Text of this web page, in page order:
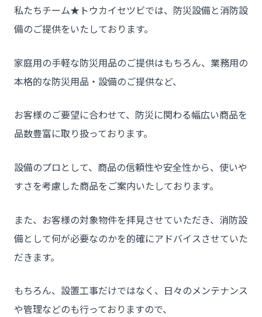
私たちチーム★トウカイセツビでは、防災設備と消防設
備のご提供をいたしております。
家庭用の手軽な防災用品のご提供はもちろん、業務用の
本格的な防災用品・設備のご提供など、
お客様のご要望に合わせて、防災に関わる幅広い商品を
品数豊富に取り扱っております。
設備のプロとして、商品の信頼性や安全性から、使いや
すさを考慮した商品をご案内いたしております。
また、お客様の対象物件を拝見させていただき、消防設
備として何が必要なのかを的確にアドバイスさせていた
だきます。
もちろん、設置工事だけではなく、日々のメンテナンス
や管理などのも行っておりますので、